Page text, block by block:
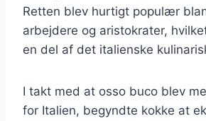
Retten blev hurtigt populær
arbejdere og aristokrater,
en del af det italienske
I takt med at osso buco blev
for Italien, begyndte kokke at